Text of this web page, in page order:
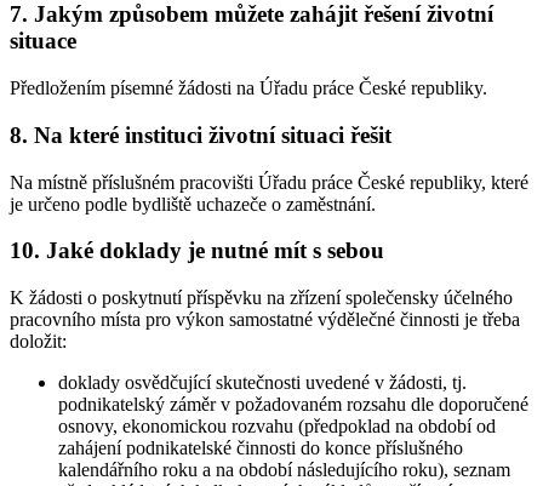
7. Jakým způsobem můžete zahájit řešení životní
situace
Předložením písemné žádosti na Úřadu práce České republiky.
8. Na které instituci životní situaci řešit
Na místně příslušném pracovišti Úřadu práce České republiky, které
je určeno podle bydliště uchazeče o zaměstnání.
10. Jaké doklady je nutné mít s sebou
K žádosti o poskytnutí příspěvku na zřízení společensky účelného
pracovního místa pro výkon samostatné výdělečné činnosti je třeba
doložit:
doklady osvědčující skutečnosti uvedené v žádosti, tj.
podnikatelský záměr v požadovaném rozsahu dle doporučené
osnovy, ekonomickou rozvahu (předpoklad na období od
zahájení podnikatelské činnosti do konce příslušného
kalendářního roku a na období následujícího roku), seznam